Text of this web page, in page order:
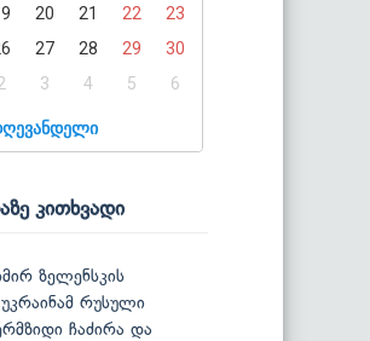
20 21 22
23
27 28 29
30
3 4 5 6
კითხვადი
ზელენსკის
რუსული
ჩაძირა და